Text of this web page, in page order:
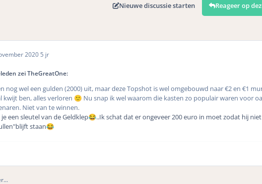
Nieuwe discussie starten Reageer op
2020 5 jr
zei TheGreatOne:
nog wel een gulden (2000) uit, maar deze Topshot is wel omgebouwd naar €2 en €1
kwijt ben, alles verloren 🙂Nu snap ik wel waarom die kasten zo populair waren voor oa
Niet van te winnen.
een sleutel van de Geldklep😂..Ik schat dat er ongeveer 200 euro in moet zodat hij
staan😂